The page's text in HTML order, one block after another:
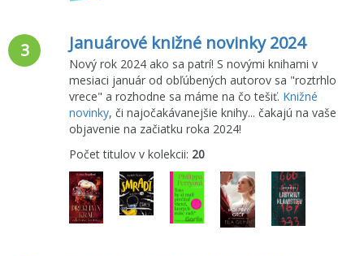
3 Januárové knižné novinky 2024
Nový rok 2024 ako sa patrí! S novými knihami v
mesiaci január od obľúbených autorov sa "roztrhlo
vrece" a rozhodne sa máme na čo tešiť. Knižné
novinky, či najočakávanejšie knihy... čakajú na vaše
objavenie na začiatku roka 2024!
Počet titulov v kolekcii: 20